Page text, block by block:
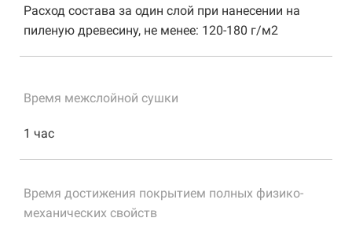
Расход состава за один слой при нанесении на
пиленую древесину, не менее: 120-180 г/м2
Время межслойной сушки
1 час
Время достижения покрытием полных физико-
механических свойств